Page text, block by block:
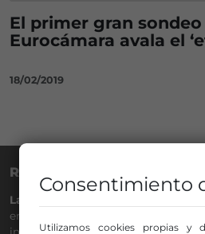
El primer gran sondeo
Eurocámara avala el
18/02/2019
RADIO NERVIÓN
La Gran Familia
emisora de Bilbao para todos los
Consentimiento
Utilizamos cookies propias y